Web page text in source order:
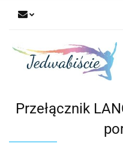
Przełącznik